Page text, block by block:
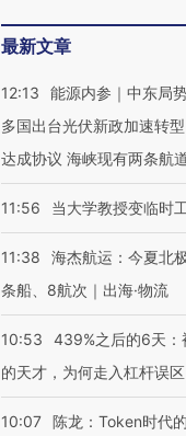
最新文章
12:13
能源内参｜中东局
多国出台光伏新政加速转
达成协议 海峡现有两条航
11:56 当大学教授变临时
11:38
海杰航运：今夏北
条船、8航次｜出海·物流
10:53
439%之后的6天：
的天才，为何走入杠杆误区
10:07 陈龙：Token时代